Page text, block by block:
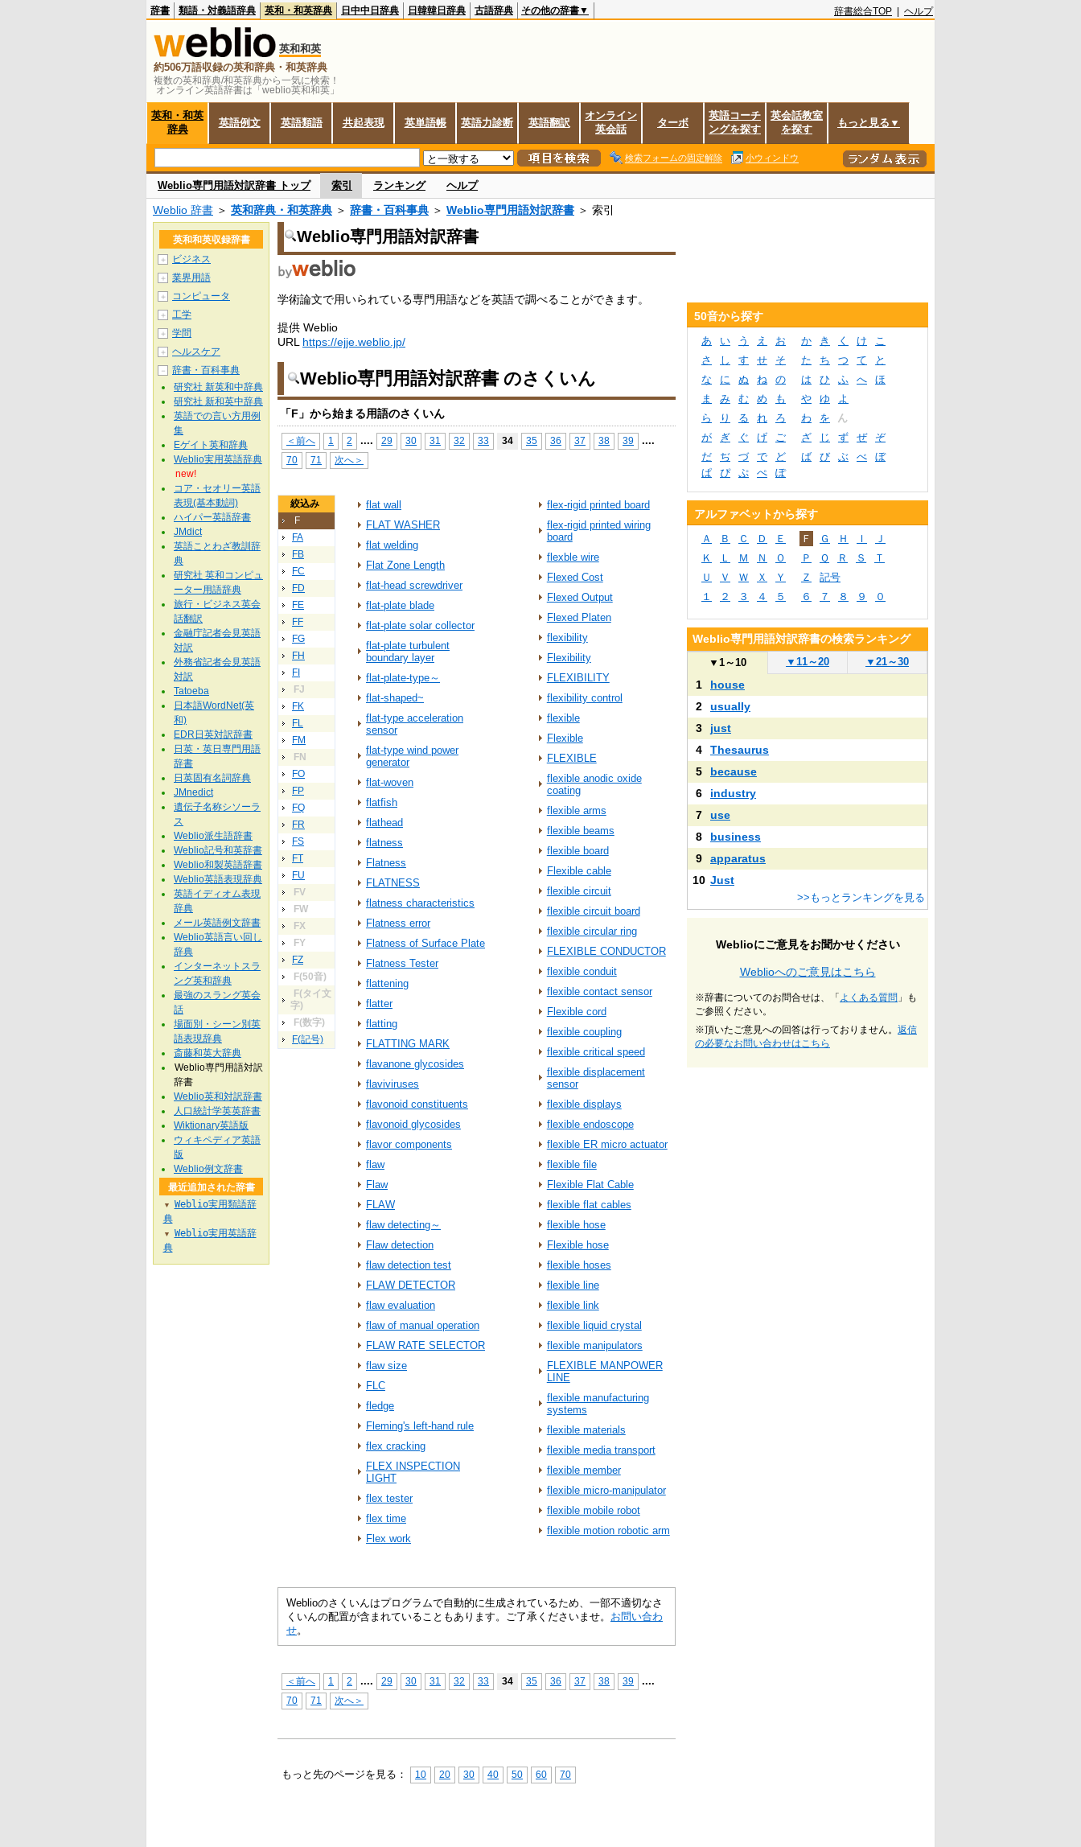
複数の英和辞典/和英辞典から一気に検索！
オンライン英語辞書は「weblio英和和英」
辞書 類語・対義語辞典 英和・和英辞典 日中中日辞典 日韓韓日辞典 古語辞典 その他の辞書▼ 辞書総合TOP ヘルプ
英和和英
約506万語収録の英和辞典・和英辞典
英和・和英
辞典
英語例文 英語類語 共起表現 英単語帳 英語力診断 英語翻訳
オンライン
英会話
ターボ
英語コーチ
ングを探す
英会話教室
を探す
もっと見る▼
検索フォームの固定解除 小ウィンドウ
Weblio専門用語対訳辞書 トップ 索引 ランキング ヘルプ
Weblio 辞書 ＞ 英和辞典・和英辞典 ＞ 辞書・百科事典 ＞ Weblio専門用語対訳辞書 ＞ 索引
Weblio専門用語対訳辞書
学術論文で用いられている専門用語などを英語で調べることができます。
提供 Weblio
URL https://ejje.weblio.jp/
Weblio専門用語対訳辞書 のさくいん
「F」から始まる用語のさくいん
＜前へ 1 2 .... 29 30 31 32 33 34 35 36 37 38 39 ....
70 71 次へ＞
絞込み
F
FA
FB
FC
FD
FE
FF
FG
FH
FI
FJ
FK
FL
FM
FN
FO
FP
FQ
FR
FS
FT
FU
FV
FW
FX
FY
FZ
F(50音)
F(タイ文
字)
F(数字)
F(記号)
flat wall
FLAT WASHER
flat welding
Flat Zone Length
flat-head screwdriver
flat-plate blade
flat-plate solar collector
flat-plate turbulent
boundary layer
flat-plate-type～
flat-shaped~
flat-type acceleration
sensor
flat-type wind power
generator
flat-woven
flatfish
flathead
flatness
Flatness
FLATNESS
flatness characteristics
Flatness error
Flatness of Surface Plate
Flatness Tester
flattening
flatter
flatting
FLATTING MARK
flavanone glycosides
flaviviruses
flavonoid constituents
flavonoid glycosides
flavor components
flaw
Flaw
FLAW
flaw detecting～
Flaw detection
flaw detection test
FLAW DETECTOR
flaw evaluation
flaw of manual operation
FLAW RATE SELECTOR
flaw size
FLC
fledge
Fleming's left-hand rule
flex cracking
FLEX INSPECTION
LIGHT
flex tester
flex time
Flex work
flex-rigid printed board
flex-rigid printed wiring
board
flexble wire
Flexed Cost
Flexed Output
Flexed Platen
flexibility
Flexibility
FLEXIBILITY
flexibility control
flexible
Flexible
FLEXIBLE
flexible anodic oxide
coating
flexible arms
flexible beams
flexible board
Flexible cable
flexible circuit
flexible circuit board
flexible circular ring
FLEXIBLE CONDUCTOR
flexible conduit
flexible contact sensor
Flexible cord
flexible coupling
flexible critical speed
flexible displacement
sensor
flexible displays
flexible endoscope
flexible ER micro actuator
flexible file
Flexible Flat Cable
flexible flat cables
flexible hose
Flexible hose
flexible hoses
flexible line
flexible link
flexible liquid crystal
flexible manipulators
FLEXIBLE MANPOWER
LINE
flexible manufacturing
systems
flexible materials
flexible media transport
flexible member
flexible micro-manipulator
flexible mobile robot
flexible motion robotic arm
Weblioのさくいんはプログラムで自動的に生成されているため、一部不適切なさ
くいんの配置が含まれていることもあります。ご了承くださいませ。 お問い合わ
せ。
＜前へ 1 2 .... 29 30 31 32 33 34 35 36 37 38 39 ....
70 71 次へ＞
もっと先のページを見る： 10 20 30 40 50 60 70
英和和英収録辞書
＋ ビジネス
＋ 業界用語
＋ コンピュータ
＋ 工学
＋ 学問
＋ ヘルスケア
－
辞書・百科事典
研究社 新英和中辞典
研究社 新和英中辞典
英語での言い方用例
集
Eゲイト英和辞典
Weblio実用英語辞典
new!
コア・セオリー英語
表現(基本動詞)
ハイパー英語辞書
JMdict
英語ことわざ教訓辞
典
研究社 英和コンピュ
ーター用語辞典
旅行・ビジネス英会
話翻訳
金融庁記者会見英語
対訳
外務省記者会見英語
対訳
Tatoeba
日本語WordNet(英
和)
EDR日英対訳辞書
日英・英日専門用語
辞書
日英固有名詞辞典
JMnedict
遺伝子名称シソーラ
ス
Weblio派生語辞書
Weblio記号和英辞書
Weblio和製英語辞書
Weblio英語表現辞典
英語イディオム表現
辞典
メール英語例文辞書
Weblio英語言い回し
辞典
インターネットスラ
ング英和辞典
最強のスラング英会
話
場面別・シーン別英
語表現辞典
斎藤和英大辞典
Weblio専門用語対訳
辞書
Weblio英和対訳辞書
人口統計学英英辞書
Wiktionary英語版
ウィキペディア英語
版
Weblio例文辞書
最近追加された辞書
▼
Weblio実用類語辞
典
▼
Weblio実用英語辞
典
50音から探す
あ い う え お か き く け
こ
さ
し す せ そ た ち つ て
と
な
に ぬ ね の は ひ ふ へ
ほ
ま
み む め も や ゆ
よ
ら
り る れ ろ わ を
ん
が
ぎ ぐ げ ご ざ じ ず ぜ
ぞ
だ
ぢ づ で ど ば び ぶ べ
ぼ
ぱ
ぴ ぷ ぺ ぽ
アルファベットから探す
Ａ Ｂ Ｃ Ｄ Ｅ Ｆ Ｇ Ｈ Ｉ
Ｊ
Ｋ
Ｌ Ｍ Ｎ Ｏ Ｐ Ｑ Ｒ Ｓ
Ｔ
Ｕ
Ｖ Ｗ Ｘ Ｙ Ｚ
記号
１
２ ３ ４ ５ ６ ７ ８ ９ ０
Weblio専門用語対訳辞書の検索ランキング
▼ 1～10 ▼ 11～20 ▼ 21～30
1
house
2
usually
3
just
4
Thesaurus
5
because
6
industry
7
use
8
business
9
apparatus
10 Just
>>もっとランキングを見る
Weblioにご意見をお聞かせください
Weblioへのご意見はこちら
※辞書についてのお問合せは、「 よくある質問 」も
ご参照ください。
※頂いたご意見への回答は行っておりません。 返信
の必要なお問い合わせはこちら